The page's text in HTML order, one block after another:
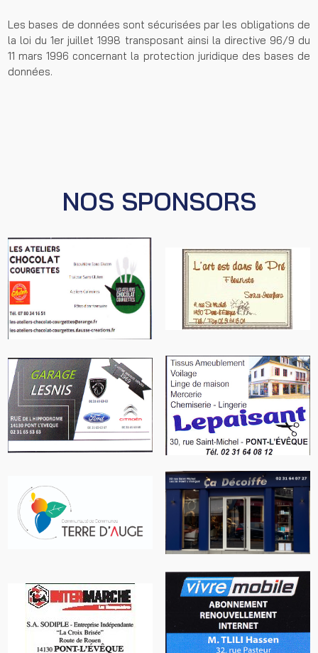
Les bases de données sont sécurisées par les obligations de
la loi du 1er juillet 1998 transposant ainsi la directive 96/9 du
11 mars 1996 concernant la protection juridique des bases de
données.
NOS SPONSORS